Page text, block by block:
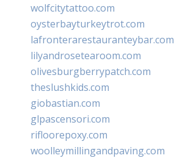
wolfcitytattoo.com
oysterbayturkeytrot.com
lafronterarestauranteybar.com
lilyandrosetearoom.com
olivesburgberrypatch.com
theslushkids.com
giobastian.com
glpascensori.com
rifloorepoxy.com
woolleymillingandpaving.com